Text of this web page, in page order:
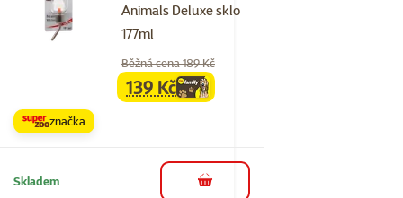
Animals Deluxe sklo
177ml
Běžná cena 189 Kč
familycena
139 Kč
značka
Skladem do košíku